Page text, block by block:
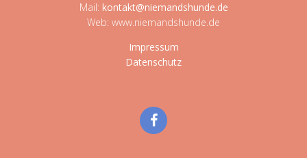
Mail: kontakt@niemandshunde.de
Web: www.niemandshunde.de
Impressum
Datenschutz